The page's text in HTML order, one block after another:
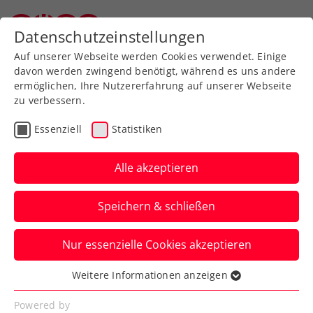
Zurück zur Newsübersicht
Verbands-Info
Jetzt downloaden:
Update der ÖTV-App
Dieses bietet einige Verbesserungen und
die frisch eingeführte ÖTV-
Seniorenrangliste.
Verfasst von: Manuel Wachta, 17.07.2025
Datenschutzeinstellungen
Auf unserer Webseite werden Cookies verwendet. Einige
davon werden zwingend benötigt, während es uns andere
ermöglichen, Ihre Nutzererfahrung auf unserer Webseite
zu verbessern.
Essenziell Statistiken
Alle akzeptieren
Speichern & schließen
Nur essenzielle Cookies akzeptieren
Essenziell
Essenzielle Cookies werden für grundlegende
Weitere Informationen anzeigen
Powered by